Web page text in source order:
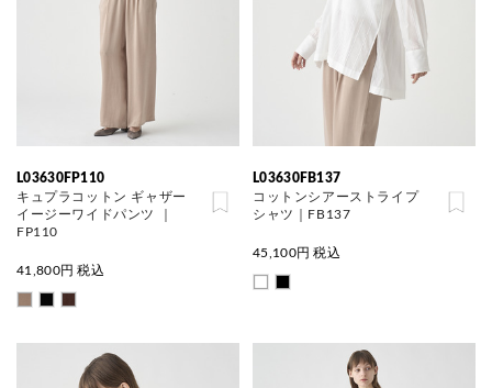
L03630FP110
キュプラコットン ギャザー
イージーワイドパンツ ｜
FP110
41,800円 税込
L03630FB137
コットンシアーストライプ
シャツ｜FB137
45,100円 税込